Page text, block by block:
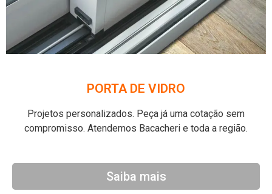
PORTA DE VIDRO
Projetos personalizados. Peça já uma cotação sem
compromisso. Atendemos Bacacheri e toda a região.
Saiba mais